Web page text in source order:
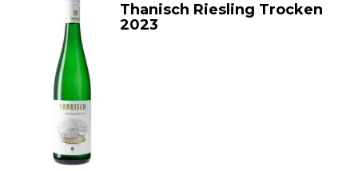
Thanisch Riesling Trocken
2023